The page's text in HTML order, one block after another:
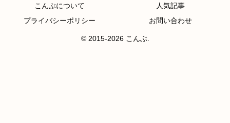
こんぶについて
人気記事
プライバシーポリシー
お問い合わせ
© 2015-2026 こんぶ.